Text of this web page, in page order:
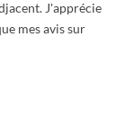
J'apprécie
mes avis sur